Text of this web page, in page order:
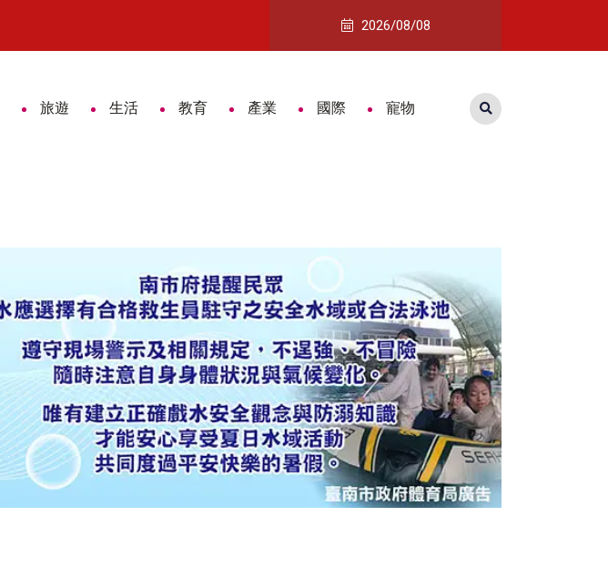
化
市府率產業前進波蘭 允力發、瑞鑑航太攜智慧製造與無人機技術搶攻歐洲商機不只長壽更要有活力 紅崴科技前進高
2026/08/08
旅遊 生活 教育 產業 國際 寵物